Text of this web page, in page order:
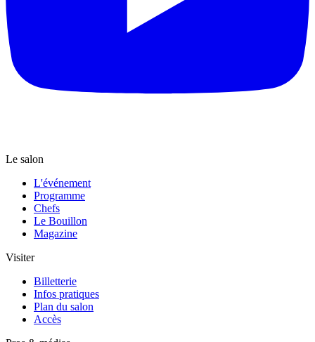
Le salon
L'événement
Programme
Chefs
Le Bouillon
Magazine
Visiter
Billetterie
Infos pratiques
Plan du salon
Accès